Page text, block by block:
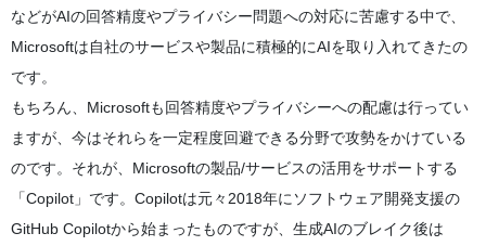
などがAIの回答精度やプライバシー問題への対応に苦慮する中で、
Microsoftは自社のサービスや製品に積極的にAIを取り入れてきたの
です。
もちろん、Microsoftも回答精度やプライバシーへの配慮は行ってい
ますが、今はそれらを一定程度回避できる分野で攻勢をかけている
のです。それが、Microsoftの製品/サービスの活用をサポートする
「Copilot」です。Copilotは元々2018年にソフトウェア開発支援の
GitHub Copilotから始まったものですが、生成AIのブレイク後は